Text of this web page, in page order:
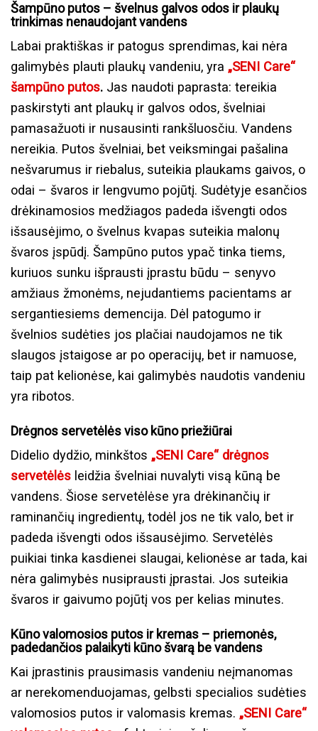
Šampūno putos – švelnus galvos odos ir plaukų
trinkimas nenaudojant vandens
Labai praktiškas ir patogus sprendimas, kai nėra
galimybės plauti plaukų vandeniu, yra „SENI Care“
šampūno putos. Jas naudoti paprasta: tereikia
paskirstyti ant plaukų ir galvos odos, švelniai
pamasažuoti ir nusausinti rankšluosčiu. Vandens
nereikia. Putos švelniai, bet veiksmingai pašalina
nešvarumus ir riebalus, suteikia plaukams gaivos, o
odai – švaros ir lengvumo pojūtį. Sudėtyje esančios
drėkinamosios medžiagos padeda išvengti odos
išsausėjimo, o švelnus kvapas suteikia malonų
švaros įspūdį. Šampūno putos ypač tinka tiems,
kuriuos sunku išprausti įprastu būdu – senyvo
amžiaus žmonėms, nejudantiems pacientams ar
sergantiesiems demencija. Dėl patogumo ir
švelnios sudėties jos plačiai naudojamos ne tik
slaugos įstaigose ar po operacijų, bet ir namuose,
taip pat kelionėse, kai galimybės naudotis vandeniu
yra ribotos.
Drėgnos servetėlės viso kūno priežiūrai
Didelio dydžio, minkštos „SENI Care“ drėgnos
servetėlės leidžia švelniai nuvalyti visą kūną be
vandens. Šiose servetėlėse yra drėkinančių ir
raminančių ingredientų, todėl jos ne tik valo, bet ir
padeda išvengti odos išsausėjimo. Servetėlės
puikiai tinka kasdienei slaugai, kelionėse ar tada, kai
nėra galimybės nusiprausti įprastai. Jos suteikia
švaros ir gaivumo pojūtį vos per kelias minutes.
Kūno valomosios putos ir kremas – priemonės,
padedančios palaikyti kūno švarą be vandens
Kai įprastinis prausimasis vandeniu neįmanomas
ar nerekomenduojamas, gelbsti specialios sudėties
valomosios putos ir valomasis kremas. „SENI Care“